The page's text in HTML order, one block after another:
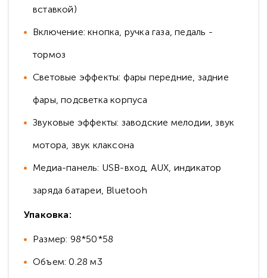
вставкой)
Включение: кнопка, ручка газа, педаль -
тормоз
Световые эффекты: фары передние, задние
фары, подсветка корпуса
Звуковые эффекты: заводские мелодии, звук
мотора, звук клаксона
Медиа-панель: USB-вход, AUX, индикатор
заряда батареи, Bluetooh
Упаковка:
Размер: 98*50*58
Объем: 0.28 м3